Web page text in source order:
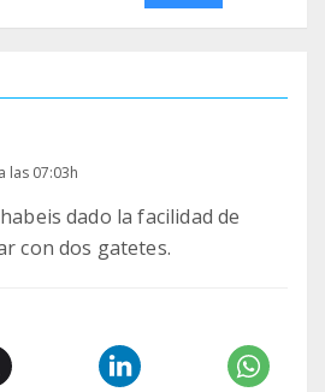
las 07:03h
dado la facilidad de
con dos gatetes.